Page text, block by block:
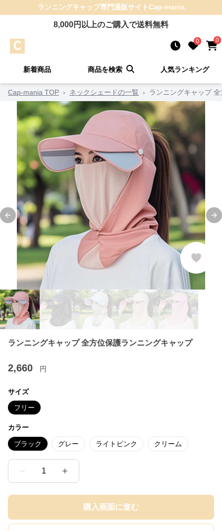
ランニングキャップ専門通販サイトCap-mania
8,000円以上のご購入で送料無料
0 0
新着商品 商品を検索 人気ランキング
Cap-mania TOP › ネックシェードの一覧 › ランニングキャップ
Previous slide
ランニングキャップ 全方位保護ランニングキャップ
2,660 円
サイズ
フリー
カラー
ブラック グレー ライトピンク クリーム
1
購入画面に進む